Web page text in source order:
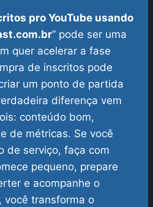
pro YouTube usando
” pode ser uma
quer acelerar a fase
de inscritos pode
um ponto de partida
diferença vem
conteúdo bom,
de métricas. Se você
de serviço, faça com
pequeno, prepare
e acompanhe o
você transforma o